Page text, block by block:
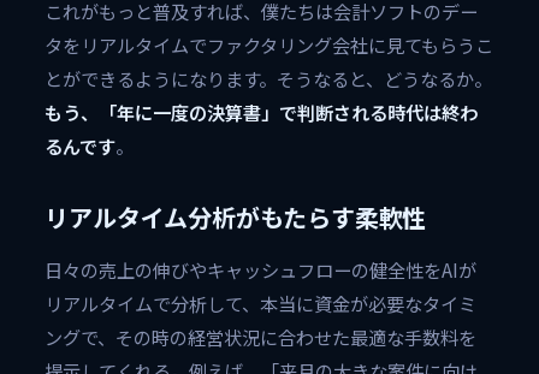
これがもっと普及すれば、僕たちは会計ソフトのデー
タをリアルタイムでファクタリング会社に見てもらうこ
とができるようになります。そうなると、どうなるか。
もう、「年に一度の決算書」で判断される時代は終わ
るんです。
リアルタイム分析がもたらす柔軟性
日々の売上の伸びやキャッシュフローの健全性をAIが
リアルタイムで分析して、本当に資金が必要なタイミ
ングで、その時の経営状況に合わせた最適な手数料を